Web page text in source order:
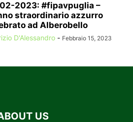
2023: #fipavpuglia –
straordinario azzurro
ad Alberobello
D'Alessandro - Febbraio 15, 2023
US